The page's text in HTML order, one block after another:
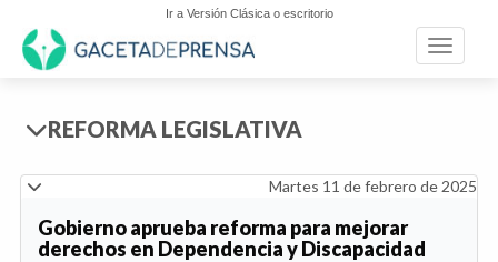
Ir a Versión Clásica o escritorio
Toggle
REFORMA LEGISLATIVA
Martes 11 de febrero de 2025
Gobierno aprueba reforma para mejorar
derechos en Dependencia y Discapacidad